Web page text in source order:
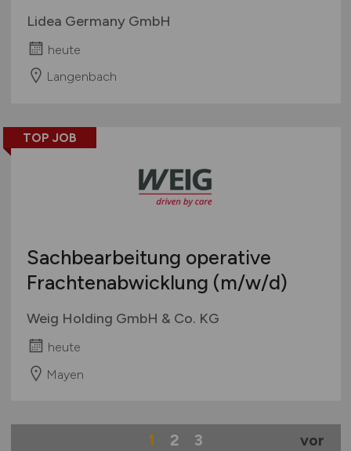
Lidea Germany GmbH
heute
Langenbach
TOP JOB
Sachbearbeitung operative
Frachtenabwicklung (m/w/d)
Weig Holding GmbH & Co. KG
heute
Mayen
1 2 3 vor